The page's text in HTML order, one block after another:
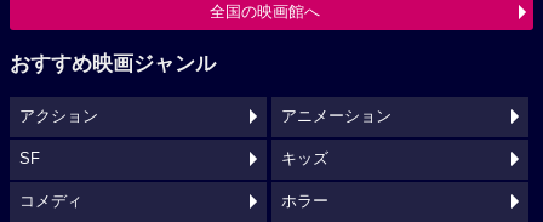
全国の映画館へ
おすすめ映画ジャンル
アクション アニメーション
SF キッズ
コメディ ホラー